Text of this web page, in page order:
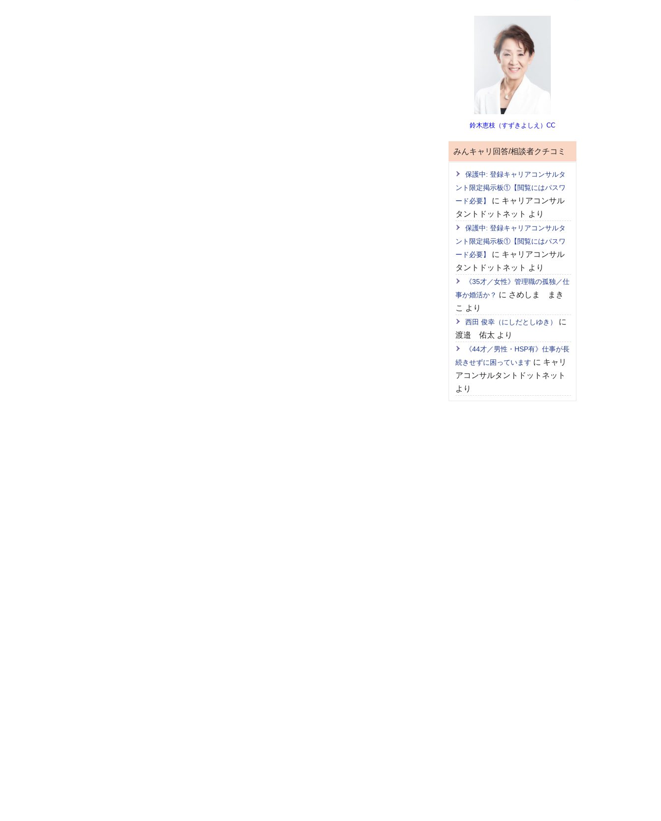
鈴木恵枝（すずきよしえ）CC
みんキャリ回答/相談者クチコミ
保護中: 登録キャリアコンサルタ
ント限定掲示板①【閲覧にはパスワ
ード必要】
に キャリアコンサル
タントドットネット より
保護中: 登録キャリアコンサルタ
ント限定掲示板①【閲覧にはパスワ
ード必要】
に キャリアコンサル
タントドットネット より
《35才／女性》管理職の孤独／仕
事か婚活か？ に さめしま まき
こ より
西田 俊幸（にしだとしゆき）
に
渡邉 佑太 より
《44才／男性・HSP有》仕事が長
続きせずに困っています に キャリ
アコンサルタントドットネット
より